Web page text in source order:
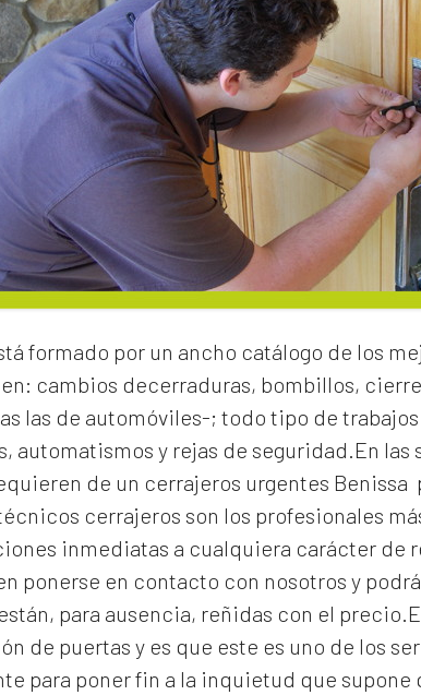
formado por un ancho catálogo de los
cambios decerraduras, bombillos,
las de automóviles-; todo tipo de
automatismos y rejas de seguridad.En
de un cerrajeros urgentes Benissa
cerrajeros son los profesionales
inmediatas a cualquiera carácter de
ponerse en contacto con nosotros y
para ausencia, reñidas con el
de puertas y es que este es uno de los
para poner fin a la inquietud que